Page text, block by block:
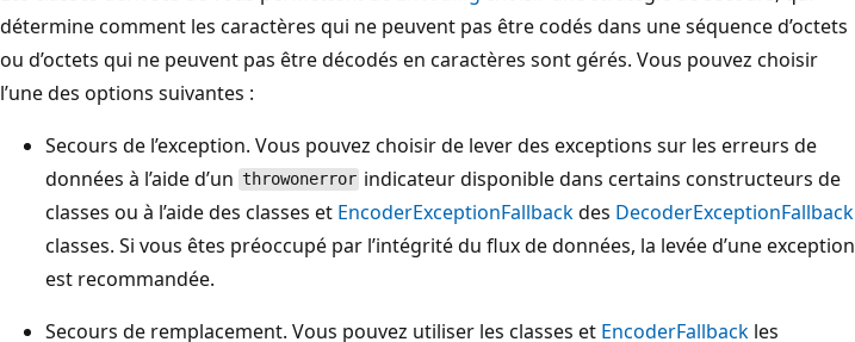
détermine comment les caractères qui ne peuvent pas être codés dans une séquence d’octets
ou d’octets qui ne peuvent pas être décodés en caractères sont gérés. Vous pouvez choisir
l’une des options suivantes :
Secours de l’exception. Vous pouvez choisir de lever des exceptions sur les erreurs de
données à l’aide d’un throwonerror indicateur disponible dans certains constructeurs de
classes ou à l’aide des classes et EncoderExceptionFallbackdes DecoderExceptionFallback
classes. Si vous êtes préoccupé par l’intégrité du flux de données, la levée d’une exception
est recommandée.
Secours de remplacement. Vous pouvez utiliser les classes et EncoderFallback les